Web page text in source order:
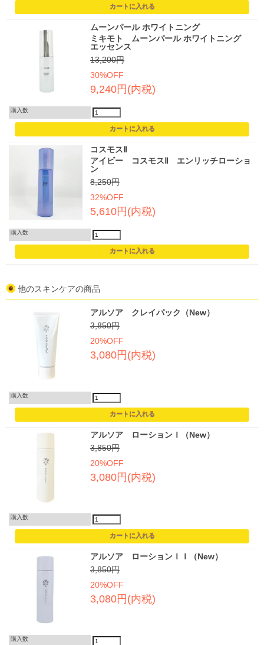
ムーンパール ホワイトニング
ミキモト ムーンパール ホワイトニング
エッセンス
13,200円
30%OFF
9,240円(内税)
購入数
コスモスⅡ
アイビー コスモスⅡ エンリッチローショ
ン
8,250円
32%OFF
5,610円(内税)
購入数
他のスキンケアの商品
アルソア クレイパック（New）
3,850円
20%OFF
3,080円(内税)
購入数
アルソア ローションＩ（New）
3,850円
20%OFF
3,080円(内税)
購入数
アルソア ローションＩＩ（New）
3,850円
20%OFF
3,080円(内税)
購入数